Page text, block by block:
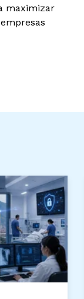
maximizar